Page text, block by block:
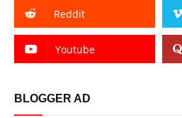
Reddit
Youtube
BLOGGER AD